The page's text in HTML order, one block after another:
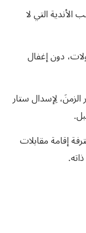
التي لا
سباق البطولة الوطنية 9 جولات، دون إغفال
الزمنَ، لِإسدال ستار
إقامة مقابلات